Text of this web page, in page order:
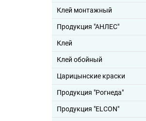
Клей монтажный
Продукция "АНЛЕС"
Клей
Клей обойный
Царицынские краски
Продукция "Рогнеда"
Продукция "ELCON"